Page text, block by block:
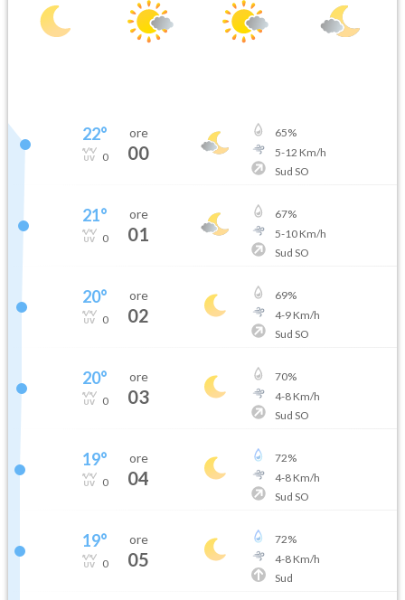
22°
0
ore
00
65%
5-12 Km/h
Sud SO
21°
0
ore
01
67%
5-10Km/h
Sud SO
20°
0
ore
02
69%
4-9Km/h
Sud SO
20°
0
ore
03
70%
4-8Km/h
Sud SO
19°
0
ore
04
72%
4-8Km/h
Sud SO
19°
0
ore
05
72%
4-8Km/h
Sud